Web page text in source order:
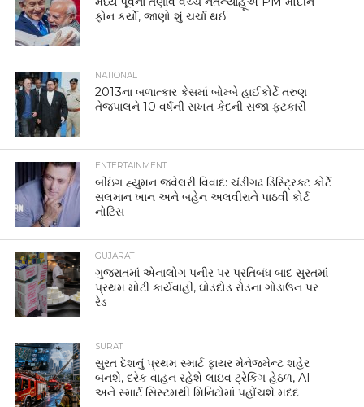
ફોન કર્યો, જાણો શું ચર્ચા થઈ
NATIONAL
2013ના બળાત્કાર કેસમાં બોમ્બે હાઈકોર્ટે તરુણ
તેજપાલને 10 વર્ષની સખત કેદની સજા ફટકારી
ENTERTAINMENT
બીઇંગ હ્યુમન જ્વેલરી વિવાદ: ચંડીગઢ ડિસ્ટ્રિક્ટ કોર્ટે
સલમાન ખાન અને બહેન અલવીરાને પાઠવી કોર્ટ
નોટિસ
GUJARAT
ગુજરાતમાં એનાલોગ પનીર પર પ્રતિબંધ બાદ સુરતમાં
પ્રથમ મોટી કાર્યવાહી, ઘોડદોડ રોડના ગોડાઉન પર
રેડ
SURAT
સુરત દેશનું પ્રથમ સ્માર્ટ ફાયર મેનેજમેન્ટ શહેર
બનશે, દરેક વાહન રહેશે લાઇવ ટ્રેકિંગ હેઠળ, AI
અને સ્માર્ટ સિસ્ટમથી મિનિટોમાં પહોંચશે મદદ